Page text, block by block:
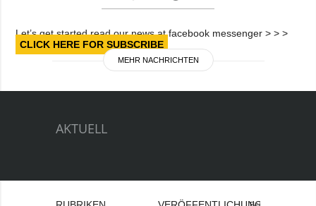
Let’s get started read our news at facebook messenger > > >
CLICK HERE FOR SUBSCRIBE
MEHR NACHRICHTEN
AKTUELL
Bei